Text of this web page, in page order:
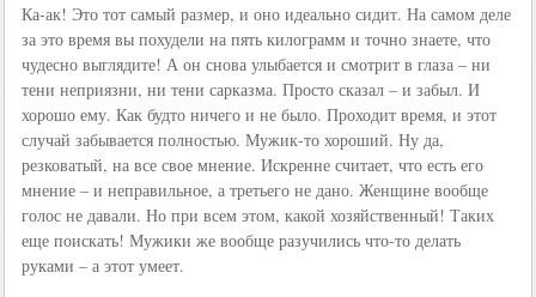
Ка-ак! Это тот самый размер, и оно идеально сидит. На самом деле
за это время вы похудели на пять килограмм и точно знаете, что
чудесно выглядите! А он снова улыбается и смотрит в глаза – ни
тени неприязни, ни тени сарказма. Просто сказал – и забыл. И
хорошо ему. Как будто ничего и не было. Проходит время, и этот
случай забывается полностью. Мужик-то хороший. Ну да,
резковатый, на все свое мнение. Искренне считает, что есть его
мнение – и неправильное, а третьего не дано. Женщине вообще
голос не давали. Но при всем этом, какой хозяйственный! Таких
еще поискать! Мужики же вообще разучились что-то делать
руками – а этот умеет.